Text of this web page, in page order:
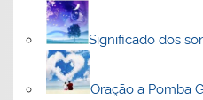
Significado dos
Oração a Pomba